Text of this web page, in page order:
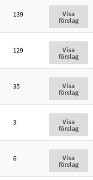
139 Visa
förslag
129 Visa
förslag
35 Visa
förslag
3 Visa
förslag
6 Visa
förslag